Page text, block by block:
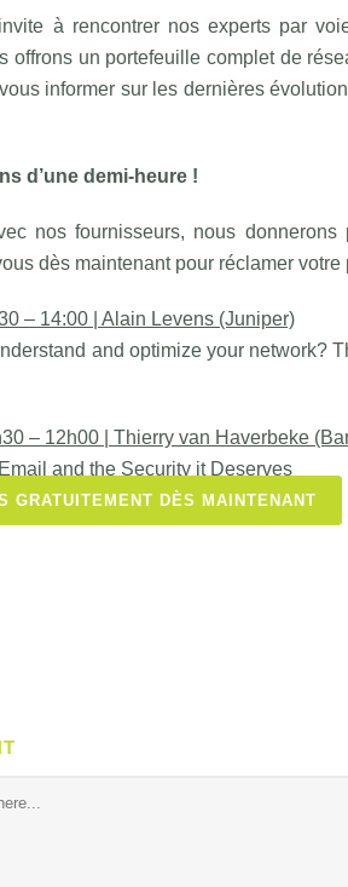
à rencontrer nos experts par
offrons un portefeuille complet de
informer sur les dernières
d’une demi-heure !
nos fournisseurs, nous
dès maintenant pour réclamer votre
– 14:00 | Alain Levens (Juniper)
and optimize your network?
– 12h00 | Thierry van Haverbeke
and the Security it Deserves
GRATUITEMENT DÈS MAINTENANT